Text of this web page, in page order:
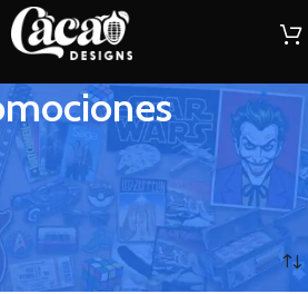
y aprovecha las promociones en
Mostrando 13–24 de 29 resultados